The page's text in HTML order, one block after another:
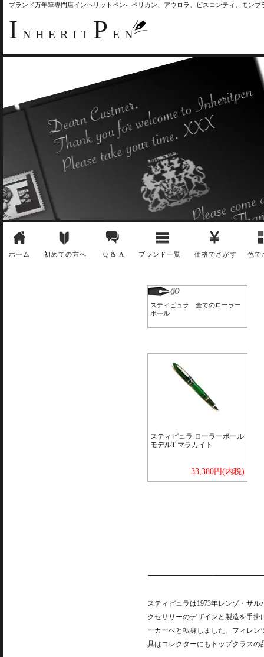
ブランド万年筆専門店インヘリットペン- ペリカン、アウロラ、ビスコンティ、モン
I NHERIT P EN
ホーム 初めての方へ Q & A ブランド一覧 価格でさがす 色で
スティピュラ 全てのローラー
ボール
スティピュラ ローラーボール
モデルT マラカイト
33,380円(内税)
スティピュラは1973年レンゾ・サ
クセサリーのデザインと製造を手
ーカーへと転身しました。フィレ
具はコレクターにもトップクラスの